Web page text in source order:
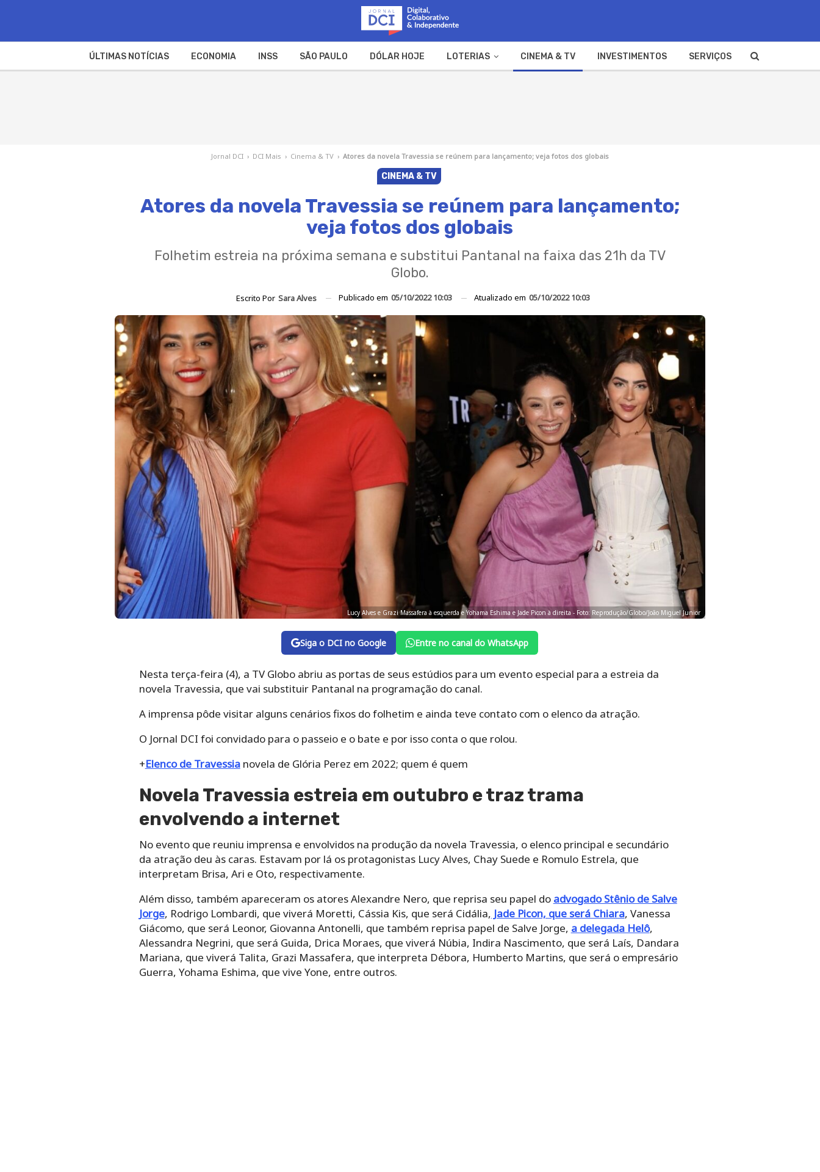
ÚLTIMAS NOTÍCIAS ECONOMIA INSS SÃO PAULO DÓLAR HOJE LOTERIAS CINEMA & TV INVESTIMENTOS SERVIÇOS
Jornal DCI › DCI Mais › Cinema & TV › Atores da novela Travessia se reúnem para lançamento; veja fotos dos globais
CINEMA & TV
Atores da novela Travessia se reúnem para lançamento;
veja fotos dos globais
Folhetim estreia na próxima semana e substitui Pantanal na faixa das 21h da TV
Globo.
Escrito Por Sara Alves Publicado em 05/10/2022 10:03 Atualizado em 05/10/2022 10:03
Lucy Alves e Grazi Massafera à esquerda e Yohama Eshima e Jade Picon à direita - Foto: Reprodução/Globo/João Miguel Junior
Siga o DCI no Google Entre no canal do WhatsApp
Nesta terça-feira (4), a TV Globo abriu as portas de seus estúdios para um evento especial para a estreia da
novela Travessia, que vai substituir Pantanal na programação do canal.
A imprensa pôde visitar alguns cenários fixos do folhetim e ainda teve contato com o elenco da atração.
O Jornal DCI foi convidado para o passeio e o bate e por isso conta o que rolou.
+Elenco de Travessianovela de Glória Perez em 2022; quem é quem
Novela Travessia estreia em outubro e traz trama
envolvendo a internet
No evento que reuniu imprensa e envolvidos na produção da novela Travessia, o elenco principal e secundário
da atração deu às caras. Estavam por lá os protagonistas Lucy Alves, Chay Suede e Romulo Estrela, que
interpretam Brisa, Ari e Oto, respectivamente.
Além disso, também apareceram os atores Alexandre Nero, que reprisa seu papel do advogado Stênio de Salve
Jorge, Rodrigo Lombardi, que viverá Moretti, Cássia Kis, que será Cidália, Jade Picon, que será Chiara, Vanessa
Giácomo, que será Leonor, Giovanna Antonelli, que também reprisa papel de Salve Jorge, a delegada Helô,
Alessandra Negrini, que será Guida, Drica Moraes, que viverá Núbia, Indira Nascimento, que será Laís, Dandara
Mariana, que viverá Talita, Grazi Massafera, que interpreta Débora, Humberto Martins, que será o empresário
Guerra, Yohama Eshima, que vive Yone, entre outros.